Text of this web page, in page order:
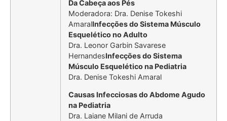
Da Cabeça aos Pés
Moderadora: Dra. Denise Tokeshi
AmaralInfecções do Sistema Músculo
Esquelético no Adulto
Dra. Leonor Garbin Savarese
HernandesInfecções do Sistema
Músculo Esquelético na Pediatria
Dra. Denise Tokeshi Amaral
Causas Infecciosas do Abdome Agudo
na Pediatria
Dra. Laiane Milani de Arruda